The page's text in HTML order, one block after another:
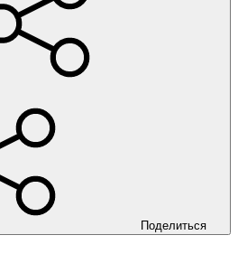
Поделиться